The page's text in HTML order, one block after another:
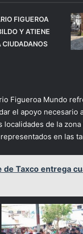
FIGUEROA
Y ATIENE
CIUDADANOS
Figueroa Mundo
el apoyo necesario
localidades de la
en las
de Taxco entrega